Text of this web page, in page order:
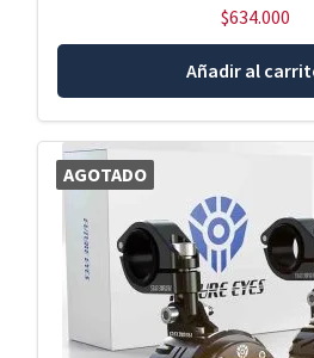
$634.000
Añadir al
AGOTADO